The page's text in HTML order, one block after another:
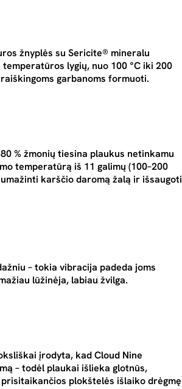
žnyplės su Sericite® mineralu
lygių, nuo 100 °C iki 200
garbanoms formuoti.
% žmonių tiesina plaukus netinkamu
temperatūrą iš 11 galimų (100–200
karščio daromą žalą ir išsaugoti
– tokia vibracija padeda joms
lūžinėja, labiau žvilga.
įrodyta, kad Cloud Nine
– todėl plaukai išlieka glotnūs,
plokštelės išlaiko drėgmę